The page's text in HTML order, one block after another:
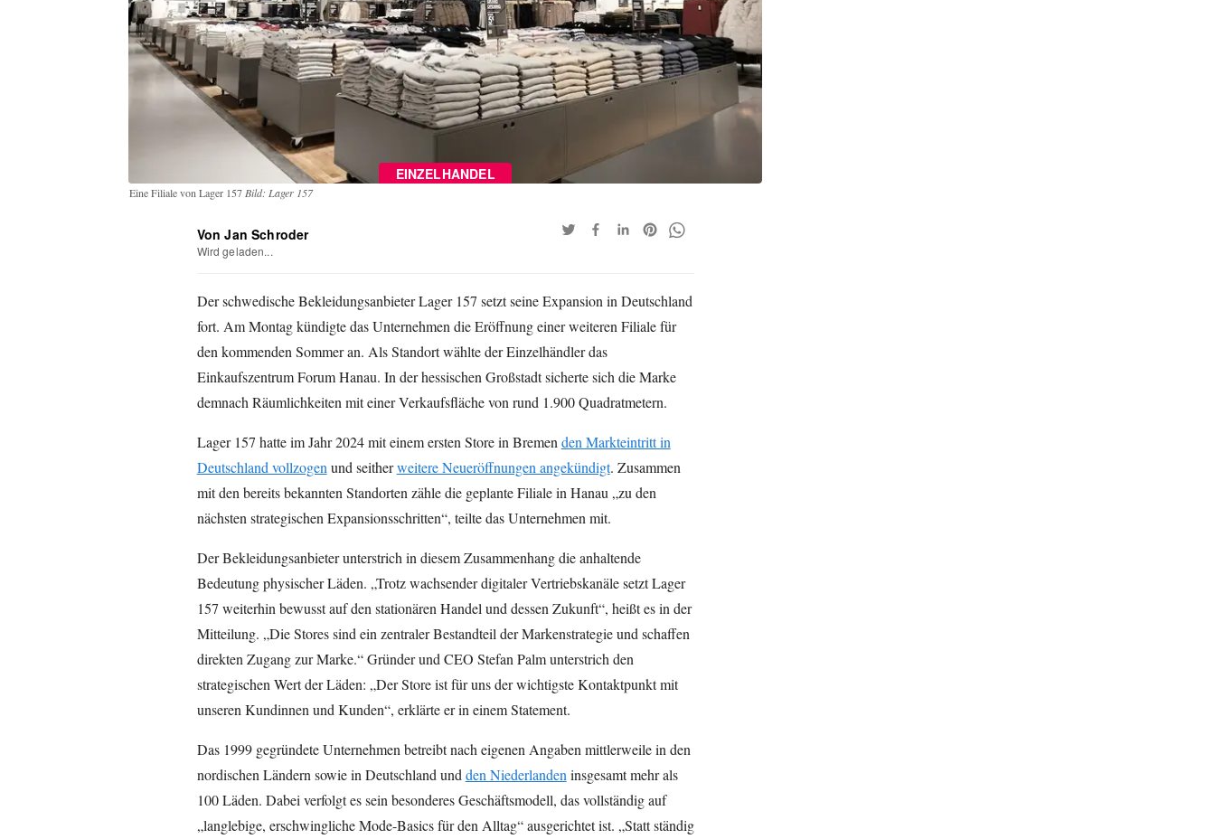
EINZELHANDEL
Eine Filiale von Lager 157 Bild: Lager 157
Von Jan Schroder
Wird geladen...
Der schwedische Bekleidungsanbieter Lager 157 setzt seine Expansion in Deutschland
fort. Am Montag kündigte das Unternehmen die Eröffnung einer weiteren Filiale für
den kommenden Sommer an. Als Standort wählte der Einzelhändler das
Einkaufszentrum Forum Hanau. In der hessischen Großstadt sicherte sich die Marke
demnach Räumlichkeiten mit einer Verkaufsfläche von rund 1.900 Quadratmetern.
Lager 157 hatte im Jahr 2024 mit einem ersten Store in Bremen den Markteintritt in
Deutschland vollzogen und seitherweitere Neueröffnungen angekündigt. Zusammen
mit den bereits bekannten Standorten zähle die geplante Filiale in Hanau „zu den
nächsten strategischen Expansionsschritten“, teilte das Unternehmen mit.
Der Bekleidungsanbieter unterstrich in diesem Zusammenhang die anhaltende
Bedeutung physischer Läden. „Trotz wachsender digitaler Vertriebskanäle setzt Lager
157 weiterhin bewusst auf den stationären Handel und dessen Zukunft“, heißt es in der
Mitteilung. „Die Stores sind ein zentraler Bestandteil der Markenstrategie und schaffen
direkten Zugang zur Marke.“ Gründer und CEO Stefan Palm unterstrich den
strategischen Wert der Läden: „Der Store ist für uns der wichtigste Kontaktpunkt mit
unseren Kundinnen und Kunden“, erklärte er in einem Statement.
Das 1999 gegründete Unternehmen betreibt nach eigenen Angaben mittlerweile in den
nordischen Ländern sowie in Deutschland und den Niederlanden insgesamt mehr als
100 Läden. Dabei verfolgt es sein besonderes Geschäftsmodell, das vollständig auf
„langlebige, erschwingliche Mode-Basics für den Alltag“ ausgerichtet ist. „Statt ständig